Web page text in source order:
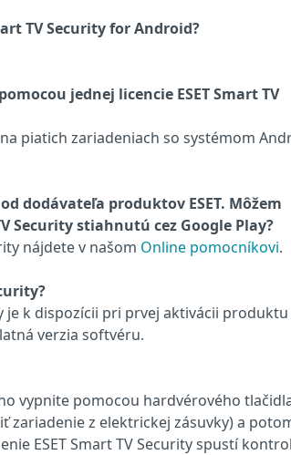
TV Security for Android?
jednej licencie ESET Smart TV
piatich zariadeniach so systémom
dodávateľa produktov ESET. Môžem
Security stiahnutú cez Google Play?
nájdete v našom Online pomocníkovi.
je k dispozícii pri prvej aktivácii produktu
verzia softvéru.
vypnite pomocou hardvérového
z elektrickej zásuvky) a
ESET Smart TV Security spustí